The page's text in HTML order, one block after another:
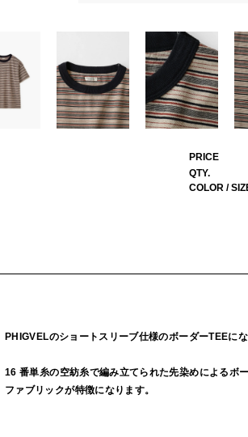
PRICE
QTY.
COLOR /
PHIGVELのショートスリーブ仕様のボーダーTEEにな
16 番単糸の空紡糸で編み立てられた先染めによるボ
ファブリックが特徴になります。